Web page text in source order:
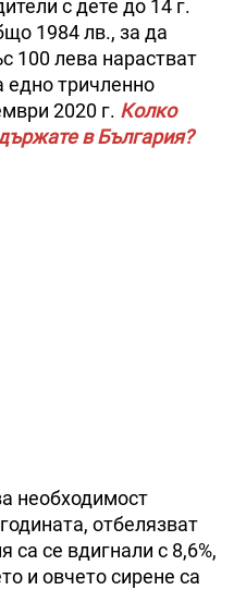
с дете до 14 г.
1984 лв., за да
100 лева нарастват
едно тричленно
2020 г. Колко
в България?
необходимост
отбелязват
се вдигнали с 8,6%,
и овчето сирене са